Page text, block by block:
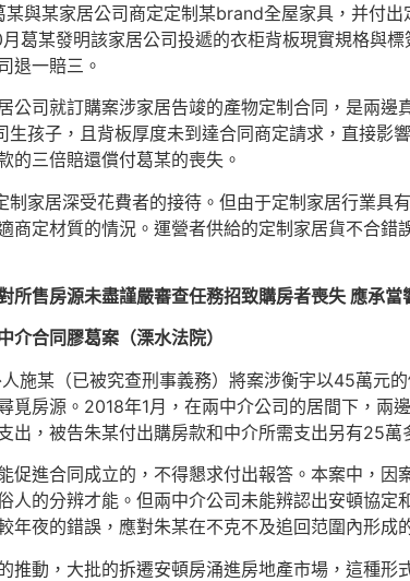
與某家居公司商定定制某brand全屋家具，并付
葛某發明該家居公司投遞的衣柜背板現實規格與
退一賠三。
公司就訂購案涉家居告竣的產物定制合同，是兩
孩子，且背板厚度未到達合同商定請求，直接
的三倍賠還償付葛某的喪失。
制家居深受花費者的接待。但由于定制家居行業具
商定材質的情況。運營者供給的定制家居貨不合
所售房源未盡謹嚴審查任務招致購房者喪失 應承當
合同膠葛案（溧水法院）
施某（已被究查刑事義務）將案涉衡宇以45萬元
覓房源。2018年1月，在兩中介公司的居間下，
出，被告朱某付出購房款和中介所需支出另有25萬
促進合同成立的，不得懇求付出報答。本案中，
人的分辨才能。但兩中介公司未能辨認出安頓協
年夜的錯誤，應對朱某在不克不及追回范圍內形成
推動，大批的拆遷安頓房涌進房地產市場，這種